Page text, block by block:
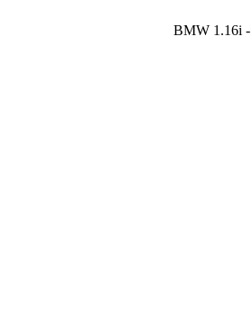
BMW 1.16i -